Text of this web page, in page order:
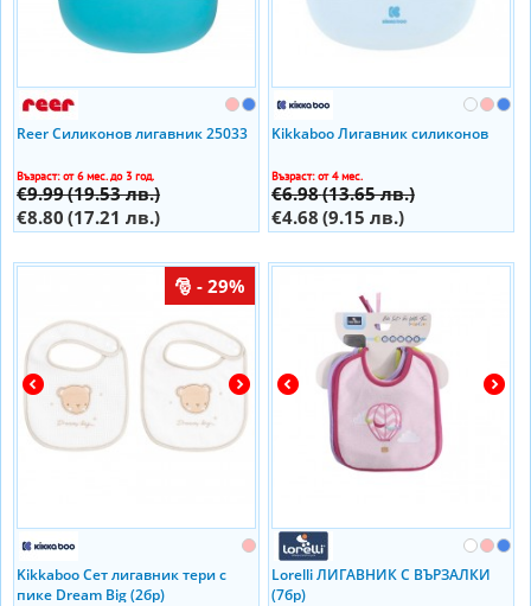
Reer Силиконов лигавник 25033
Възраст: от 6 мес. до 3 год.
€9.99(19.53 лв.)
€8.80 (17.21 лв.)
Kikkaboo Лигавник силиконов
Възраст: от 4 мес.
€6.98(13.65 лв.)
€4.68 (9.15 лв.)
- 29%
Kikkaboo Сет лигавник тери с
пике Dream Big (2бр)
Lorelli ЛИГАВНИК С ВЪРЗАЛКИ
(7бр)